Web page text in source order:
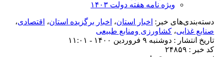
ویژه نامه هفته دولت ۱۴۰۳
دسته‌بندی‌های خبر: اخبار استان، اخبار برگزیده استان، اقتصادی،
صنایع غذایی، کشاورزی ومنابع طبیعی
تاریخ انتشار : دوشنبه ۹ فروردین ۱۴۰۰ - ۱۱:۰۱
کد خبر : ۲۴۸۵۹